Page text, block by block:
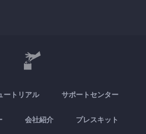
ートリアル サポートセンター
会社紹介 プレスキット